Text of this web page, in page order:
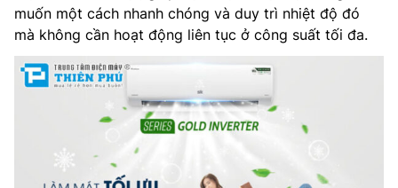
muốn một cách nhanh chóng và duy trì nhiệt độ đó
mà không cần hoạt động liên tục ở công suất tối đa.